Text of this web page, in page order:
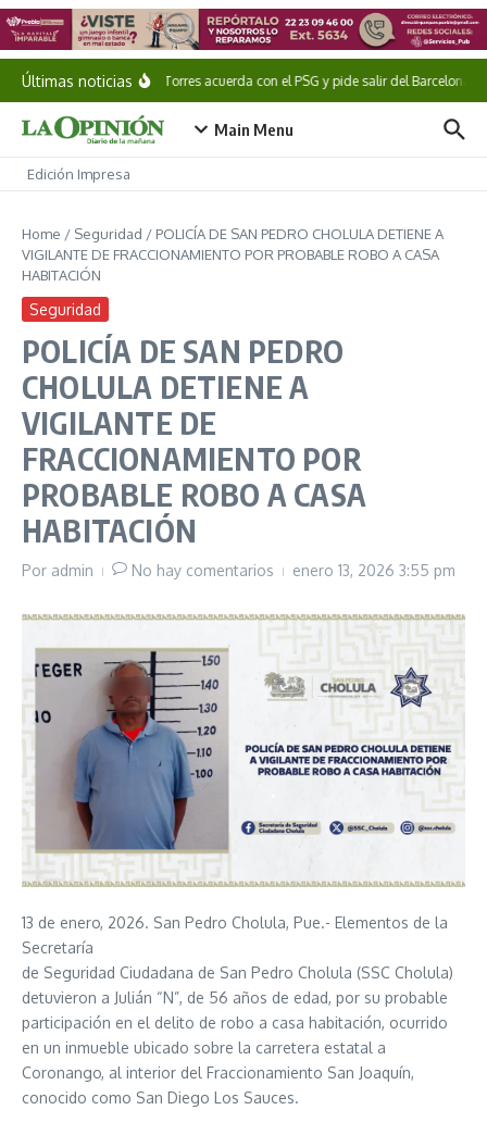
Saltar al contenido
Últimas noticiasFerran Torres acuerda con el PSG y pide salir del Barcelona
Main Menu
Edición Impresa
Home / Seguridad / POLICÍA DE SAN PEDRO CHOLULA DETIENE A
VIGILANTE DE FRACCIONAMIENTO POR PROBABLE ROBO A CASA
HABITACIÓN
Seguridad
POLICÍA DE SAN PEDRO
CHOLULA DETIENE A
VIGILANTE DE
FRACCIONAMIENTO POR
PROBABLE ROBO A CASA
HABITACIÓN
Por admin No hay comentarios enero 13, 2026 3:55 pm
13 de enero, 2026. San Pedro Cholula, Pue.- Elementos de la
Secretaría
de Seguridad Ciudadana de San Pedro Cholula (SSC Cholula)
detuvieron a Julián “N”, de 56 años de edad, por su probable
participación en el delito de robo a casa habitación, ocurrido
en un inmueble ubicado sobre la carretera estatal a
Coronango, al interior del Fraccionamiento San Joaquín,
conocido como San Diego Los Sauces.